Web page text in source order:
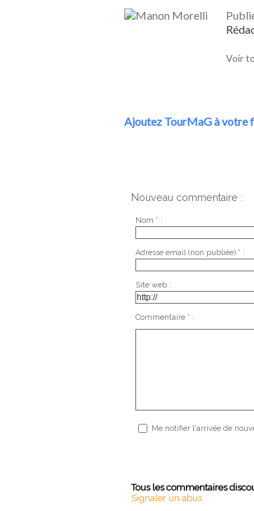
Voir
Ajoutez TourMaG à votre
Nouveau commentaire :
Nom * :
Adresse email (non publiée) * :
Site web :
Commentaire * :
Me notifier l'arrivée de
Tous les commentaires
Signaler un abus